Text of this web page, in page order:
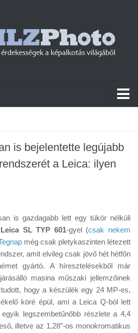
is bejelentette legújabb
a Leica: ilyen
is gazdagabb lett egy tükör nélküli
Leica SL TYP 601-gyel (csak nekem
még csak pletykaszinten létezett
amit elvileg csak jövő hét hétfőn
gyártó. A híresztelésekből már
masina műszaki jellemzőinek
hogy a készülék egy 24 MP-es,
köré épül, ami a Leica Q-ból lett
legszembetűnőbb részlete a 4,4
illetve az 1,28”-os monokromatikus